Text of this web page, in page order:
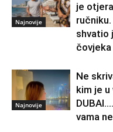
Najnovije
je
shvatio
čovjeka
Najnovije
Ne
kim je u
vama